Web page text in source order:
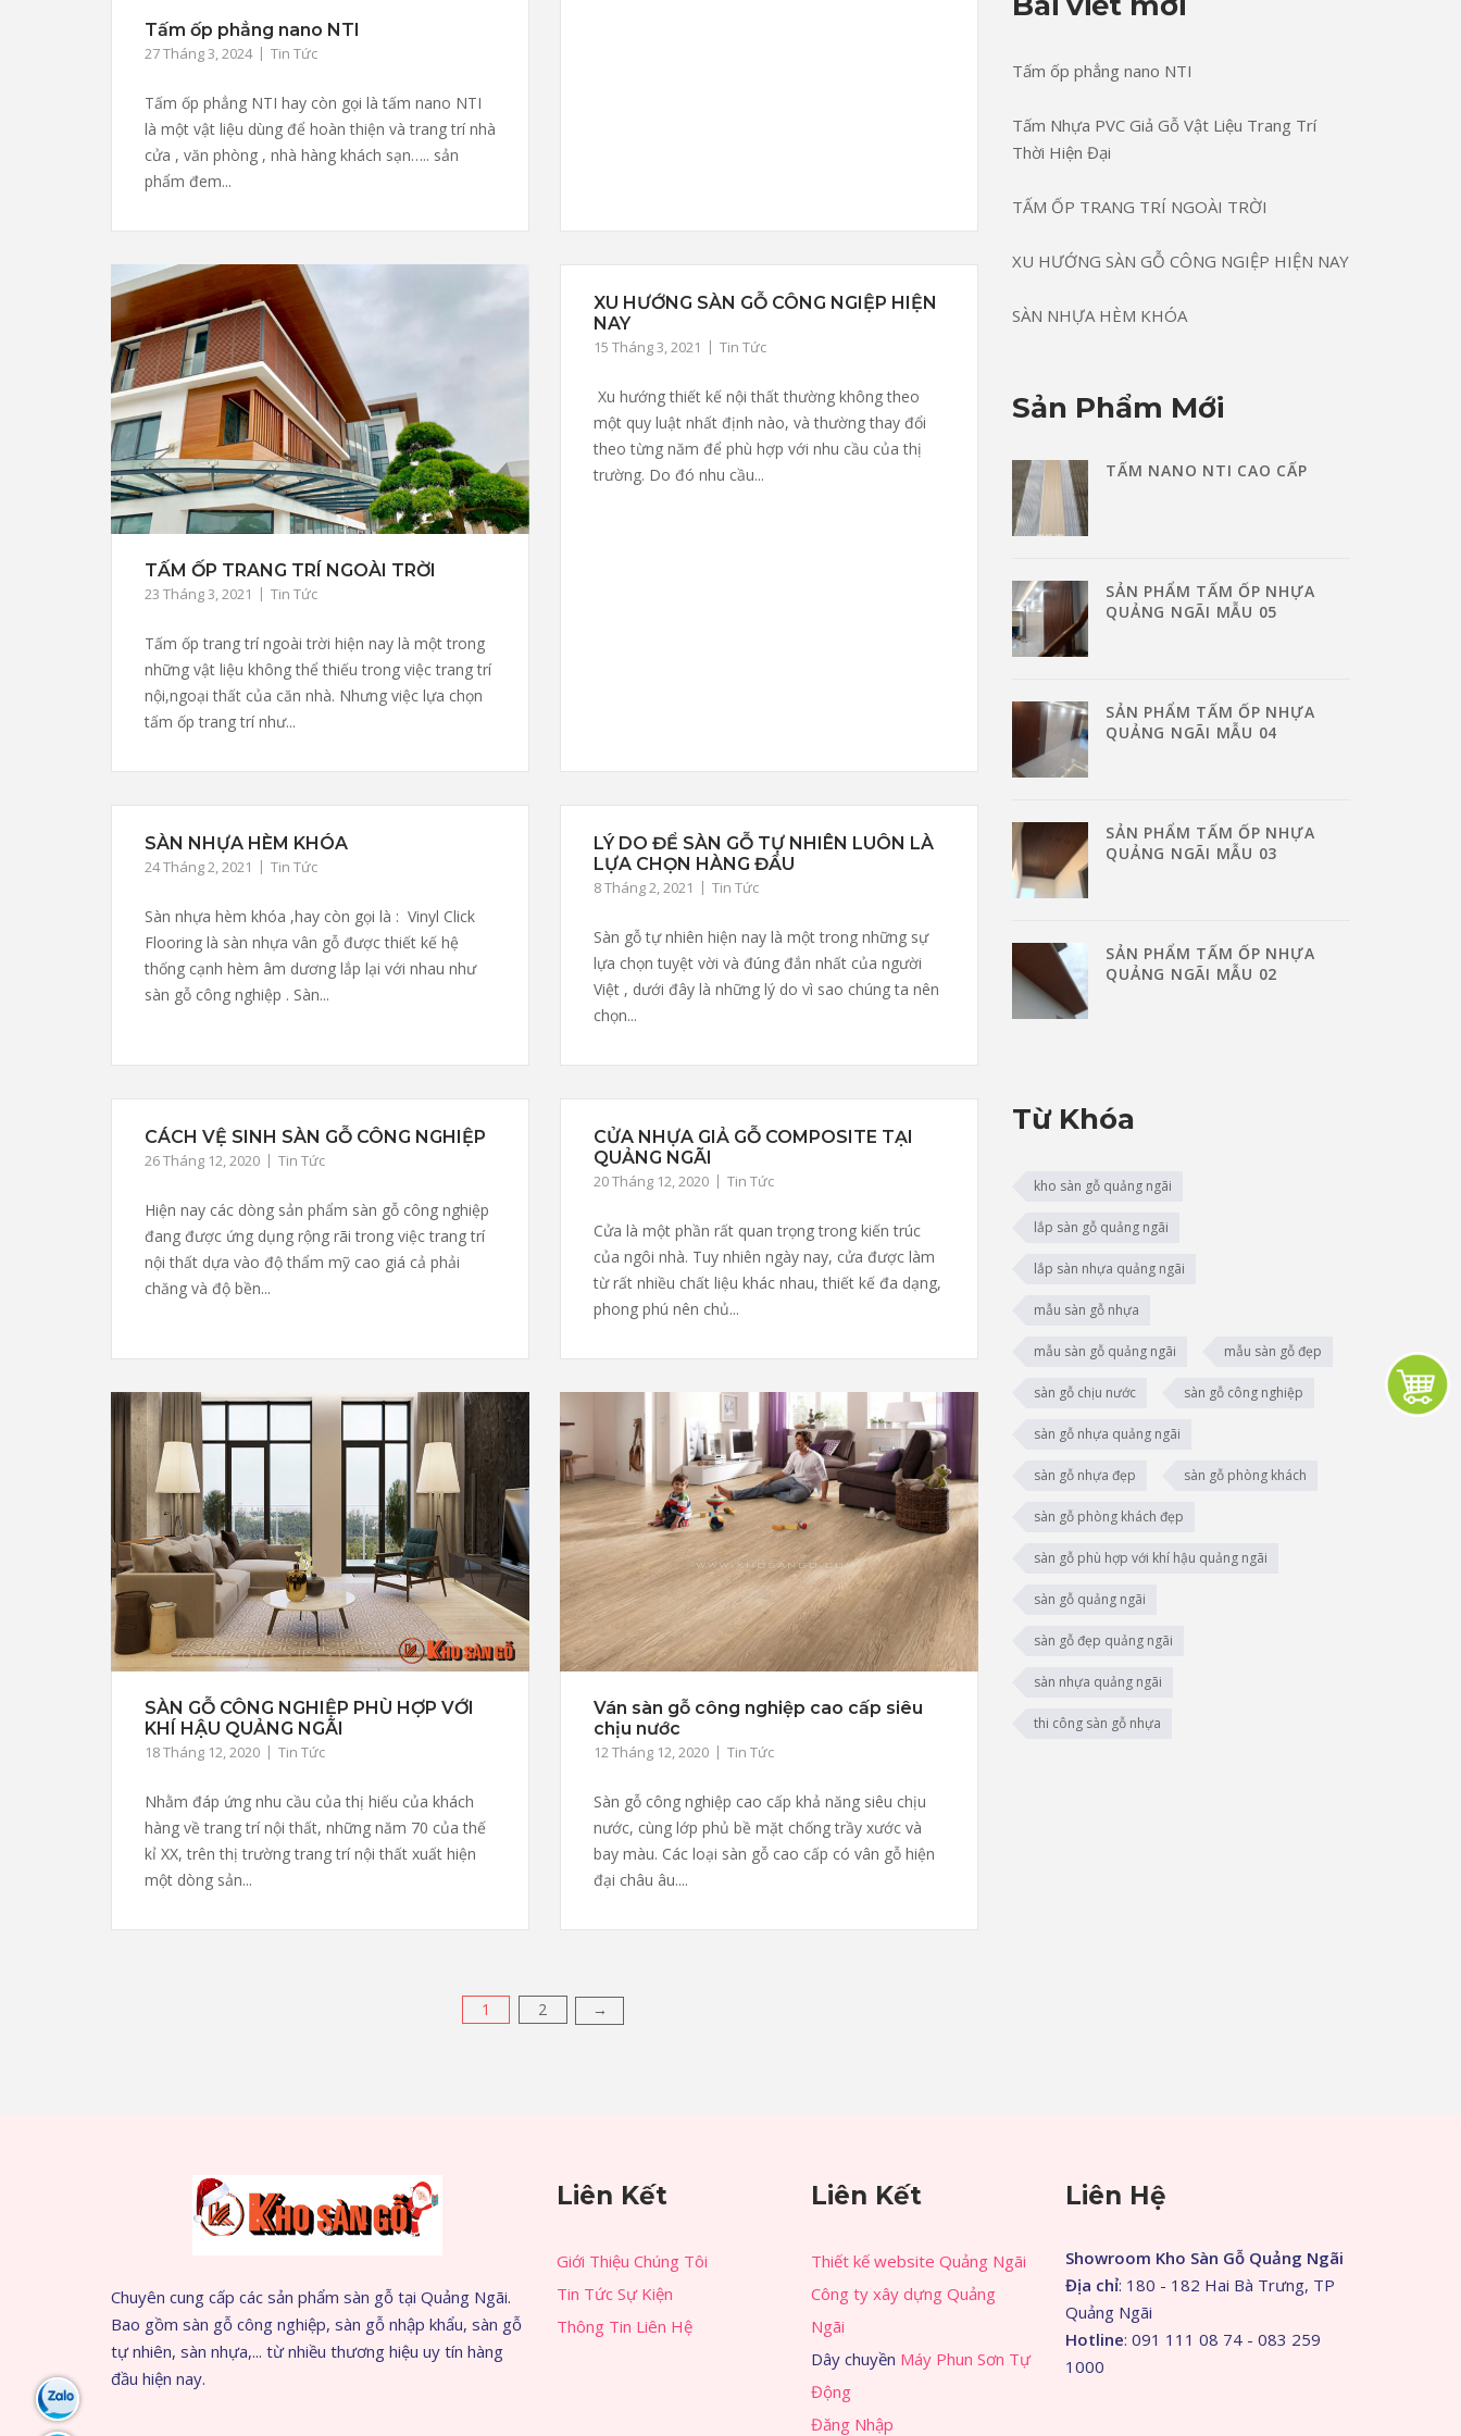
Tấm ốp phẳng nano NTI
27 Tháng 3, 2024 Tin Tức
Tấm ốp phẳng NTI hay còn gọi là tấm nano NTI
là một vật liệu dùng để hoàn thiện và trang trí nhà
cửa , văn phòng , nhà hàng khách sạn….. sản
phẩm đem...
TẤM ỐP TRANG TRÍ NGOÀI TRỜI
23 Tháng 3, 2021 Tin Tức
Tấm ốp trang trí ngoài trời hiện nay là một trong
những vật liệu không thể thiếu trong việc trang trí
nội,ngoại thất của căn nhà. Nhưng việc lựa chọn
tấm ốp trang trí như...
XU HƯỚNG SÀN GỖ CÔNG NGIỆP HIỆN
NAY
15 Tháng 3, 2021 Tin Tức
Xu hướng thiết kế nội thất thường không theo
một quy luật nhất định nào, và thường thay đổi
theo từng năm để phù hợp với nhu cầu của thị
trường. Do đó nhu cầu...
SÀN NHỰA HÈM KHÓA
24 Tháng 2, 2021 Tin Tức
Sàn nhựa hèm khóa ,hay còn gọi là : Vinyl Click
Flooring là sàn nhựa vân gỗ được thiết kế hệ
thống cạnh hèm âm dương lắp lại với nhau như
sàn gỗ công nghiệp . Sàn...
LÝ DO ĐỂ SÀN GỖ TỰ NHIÊN LUÔN LÀ
LỰA CHỌN HÀNG ĐẦU
8 Tháng 2, 2021 Tin Tức
Sàn gỗ tự nhiên hiện nay là một trong những sự
lựa chọn tuyệt vời và đúng đắn nhất của người
Việt , dưới đây là những lý do vì sao chúng ta nên
chọn...
CÁCH VỆ SINH SÀN GỖ CÔNG NGHIỆP
26 Tháng 12, 2020 Tin Tức
Hiện nay các dòng sản phẩm sàn gỗ công nghiệp
đang được ứng dụng rộng rãi trong việc trang trí
nội thất dựa vào độ thẩm mỹ cao giá cả phải
chăng và độ bền...
CỬA NHỰA GIẢ GỖ COMPOSITE TẠI
QUẢNG NGÃI
20 Tháng 12, 2020 Tin Tức
Cửa là một phần rất quan trọng trong kiến trúc
của ngôi nhà. Tuy nhiên ngày nay, cửa được làm
từ rất nhiều chất liệu khác nhau, thiết kế đa dạng,
phong phú nên chủ...
SÀN GỖ CÔNG NGHIỆP PHÙ HỢP VỚI
KHÍ HẬU QUẢNG NGÃI
18 Tháng 12, 2020 Tin Tức
Nhằm đáp ứng nhu cầu của thị hiếu của khách
hàng về trang trí nội thất, những năm 70 của thế
kỉ XX, trên thị trường trang trí nội thất xuất hiện
một dòng sản...
Ván sàn gỗ công nghiệp cao cấp siêu
chịu nước
12 Tháng 12, 2020 Tin Tức
Sàn gỗ công nghiệp cao cấp khả năng siêu chịu
nước, cùng lớp phủ bề mặt chống trầy xước và
bay màu. Các loại sàn gỗ cao cấp có vân gỗ hiện
đại châu âu....
1 2 →
Tấm ốp phẳng nano NTI
Tấm Nhựa PVC Giả Gỗ Vật Liệu Trang Trí
Thời Hiện Đại
TẤM ỐP TRANG TRÍ NGOÀI TRỜI
XU HƯỚNG SÀN GỖ CÔNG NGIỆP HIỆN NAY
SÀN NHỰA HÈM KHÓA
Sản Phẩm Mới
TẤM NANO NTI CAO CẤP
SẢN PHẨM TẤM ỐP NHỰA
QUẢNG NGÃI MẪU 05
SẢN PHẨM TẤM ỐP NHỰA
QUẢNG NGÃI MẪU 04
SẢN PHẨM TẤM ỐP NHỰA
QUẢNG NGÃI MẪU 03
SẢN PHẨM TẤM ỐP NHỰA
QUẢNG NGÃI MẪU 02
Từ Khóa
kho sàn gỗ quảng ngãi
lắp sàn gỗ quảng ngãi
lắp sàn nhựa quảng ngãi
mẫu sàn gỗ nhựa
mẫu sàn gỗ quảng ngãi mẫu sàn gỗ đẹp
sàn gỗ chịu nước sàn gỗ công nghiệp
sàn gỗ nhựa quảng ngãi
sàn gỗ nhựa đẹp sàn gỗ phòng khách
sàn gỗ phòng khách đẹp
sàn gỗ phù hợp với khí hậu quảng ngãi
sàn gỗ quảng ngãi
sàn gỗ đẹp quảng ngãi
sàn nhựa quảng ngãi
thi công sàn gỗ nhựa
Chuyên cung cấp các sản phẩm sàn gỗ tại Quảng Ngãi.
Bao gồm sàn gỗ công nghiệp, sàn gỗ nhập khẩu, sàn gỗ
tự nhiên, sàn nhựa,... từ nhiều thương hiệu uy tín hàng
đầu hiện nay.
Liên Kết
Giới Thiệu Chúng Tôi
Tin Tức Sự Kiện
Thông Tin Liên Hệ
Liên Kết
Thiết kế website Quảng Ngãi
Công ty xây dựng Quảng
Ngãi
Dây chuyền Máy Phun Sơn Tự
Động
Đăng Nhập
Liên Hệ
Showroom Kho Sàn Gỗ Quảng Ngãi
Địa chỉ: 180 - 182 Hai Bà Trưng, TP
Quảng Ngãi
Hotline: 091 111 08 74 - 083 259
1000